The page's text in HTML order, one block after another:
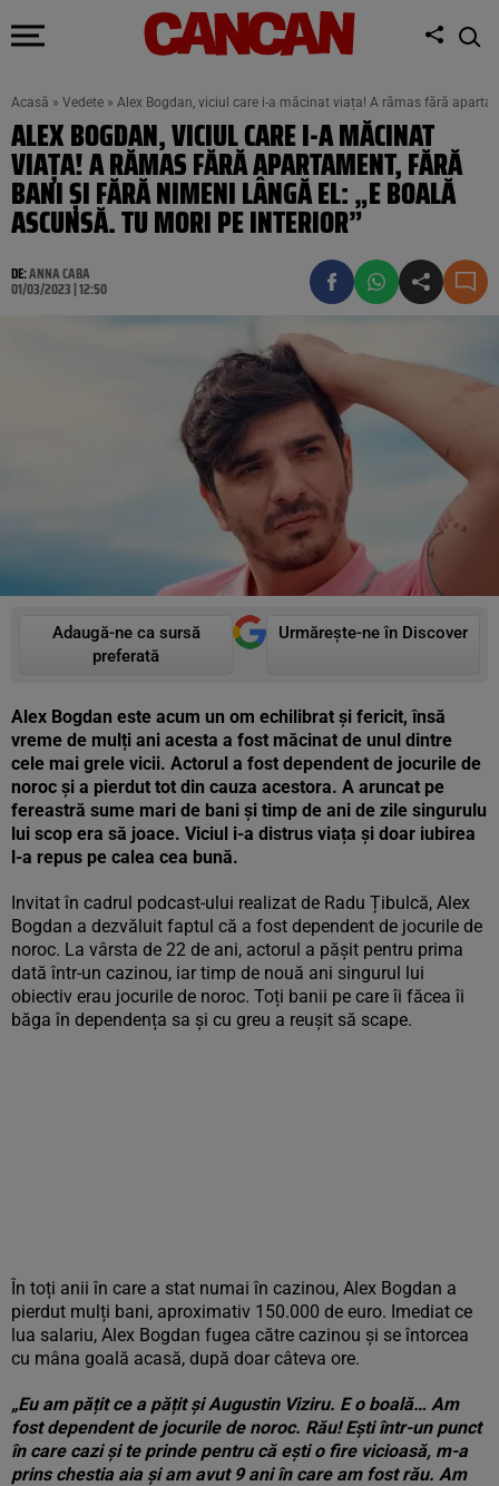
Acasă » Vedete » Alex Bogdan, viciul care i-a măcinat viața! A rămas fără
ALEX BOGDAN, VICIUL CARE I-A MĂCINAT
VIAȚA! A RĂMAS FĂRĂ APARTAMENT, FĂRĂ
BANI ȘI FĂRĂ NIMENI LÂNGĂ EL: „E BOALĂ
ASCUNSĂ. TU MORI PE INTERIOR”
DE:ANNA CABA
01/03/2023 | 12:50
Adaugă-ne ca sursă
preferată
Urmărește-ne în Discover
Alex Bogdan este acum un om echilibrat și fericit, însă
vreme de mulți ani acesta a fost măcinat de unul dintre
cele mai grele vicii. Actorul a fost dependent de jocurile de
noroc și a pierdut tot din cauza acestora. A aruncat pe
fereastră sume mari de bani și timp de ani de zile singurulu
lui scop era să joace. Viciul i-a distrus viața și doar iubirea
l-a repus pe calea cea bună.
Invitat în cadrul podcast-ului realizat de Radu Țibulcă, Alex
Bogdan a dezvăluit faptul că a fost dependent de jocurile de
noroc. La vârsta de 22 de ani, actorul a pășit pentru prima
dată într-un cazinou, iar timp de nouă ani singurul lui
obiectiv erau jocurile de noroc. Toți banii pe care îi făcea îi
băga în dependența sa și cu greu a reușit să scape.
În toți anii în care a stat numai în cazinou, Alex Bogdan a
pierdut mulți bani, aproximativ 150.000 de euro. Imediat ce
lua salariu, Alex Bogdan fugea către cazinou și se întorcea
cu mâna goală acasă, după doar câteva ore.
„Eu am pățit ce a pățit și Augustin Viziru. E o boală… Am
fost dependent de jocurile de noroc. Rău! Ești într-un punct
în care cazi şi te prinde pentru că eşti o fire vicioasă, m-a
prins chestia aia şi am avut 9 ani în care am fost rău. Am